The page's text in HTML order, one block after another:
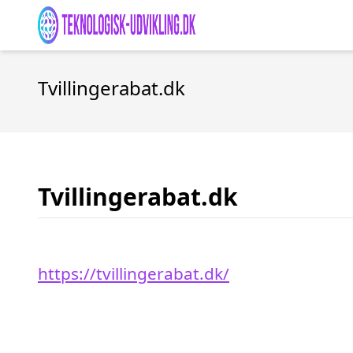
Tvillingerabat.dk
Tvillingerabat.dk
https://tvillingerabat.dk/